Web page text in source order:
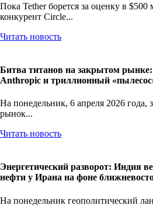
Пока Tether борется за оценку в
конкурент Circle...
Читать новость
Битва титанов на закрытом
Anthropic и триллионный
На понедельник, 6 апреля 2026
рынок...
Читать новость
Энергетический разворот: Индия
нефти у Ирана на фоне
На понедельник геополитический